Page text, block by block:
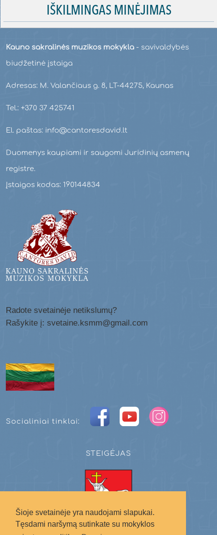
Šioje svetainėje yra naudojami slapukai.
Tęsdami naršymą sutinkate su mokyklos
IŠKILMINGAS MINĖJIMAS
Kauno sakralinės muzikos mokykla - savivaldybės
biudžetinė įstaiga
Adresas: M. Valančiaus g. 8, LT-44275, Kaunas
Tel.: +370 37 425741
El. paštas: info@cantoresdavid.lt
Duomenys kaupiami ir saugomi Juridinių asmenų
registre.
Įstaigos kodas: 190144834
Radote svetainėje netikslumų?
Rašykite į: svetaine.ksmm@gmail.com
Socialiniai tinklai:
STEIGĖJAS